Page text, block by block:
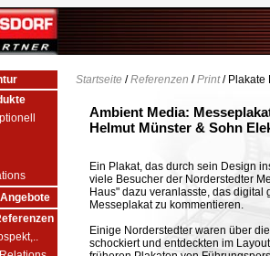
Startseite /Referenzen /Print/ Plakate
Ambient Media:
Helmut Münster & Sohn
Ein Plakat, das durch sein Design
viele Besucher der Norderstedter
Haus" dazu veranlasste, das digital
Messeplakat zu kommentieren.
Einige Norderstedter waren über
schockiert und entdeckten im